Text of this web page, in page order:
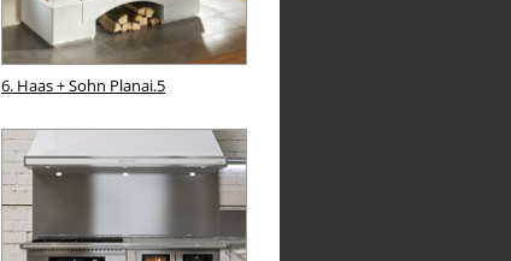
6. Haas + Sohn Planai.5